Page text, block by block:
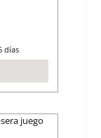
días